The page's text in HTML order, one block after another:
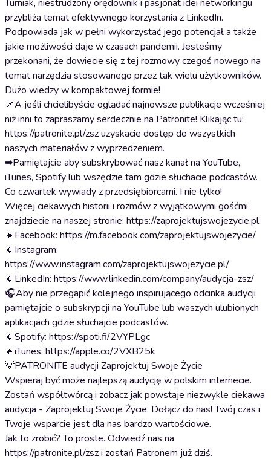
Turniak, niestrudzony orędownik i pasjonat idei networkingu
przybliża temat efektywnego korzystania z LinkedIn.
Podpowiada jak w pełni wykorzystać jego potencjał a także
jakie możliwości daje w czasach pandemii. Jesteśmy
przekonani, że dowiecie się z tej rozmowy czegoś nowego na
temat narzędzia stosowanego przez tak wielu użytkowników.
Dużo wiedzy w kompaktowej formie!
📌A jeśli chcielibyście oglądać najnowsze publikacje wcześniej
niż inni to zapraszamy serdecznie na Patronite! Klikając tu:
https://patronite.pl/zsz uzyskacie dostęp do wszystkich
naszych materiałów z wyprzedzeniem.
➡Pamiętajcie aby subskrybować nasz kanał na YouTube,
iTunes, Spotify lub wszędzie tam gdzie słuchacie podcastów.
Co czwartek wywiady z przedsiębiorcami. I nie tylko!
Więcej ciekawych historii i rozmów z wyjątkowymi gośćmi
znajdziecie na naszej stronie: https://zaprojektujswojezycie.pl
🔸Facebook: https://m.facebook.com/zaprojektujswojezycie/
🔸Instagram:
https://www.instagram.com/zaprojektujswojezycie.pl/
🔸LinkedIn: https://www.linkedin.com/company/audycja-zsz/
🎧Aby nie przegapić kolejnego inspirującego odcinka audycji
pamiętajcie o subskrypcji na YouTube lub waszych ulubionych
aplikacjach gdzie słuchajcie podcastów.
🔸Spotify: https://spoti.fi/2VYPLgc
🔸iTunes: https://apple.co/2VXB25k
💡PATRONITE audycji Zaprojektuj Swoje Życie
Wspieraj być może najlepszą audycję w polskim internecie.
Zostań współtwórcą i zobacz jak powstaje niezwykle ciekawa
audycja - Zaprojektuj Swoje Życie. Dołącz do nas! Twój czas i
Twoje wsparcie jest dla nas bardzo wartościowe.
Jak to zrobić? To proste. Odwiedź nas na
https://patronite.pl/zsz i zostań Patronem już dziś.